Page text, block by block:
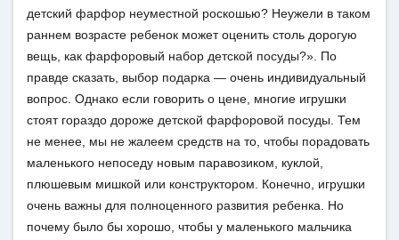
детский фарфор неуместной роскошью? Неужели в таком
раннем возрасте ребенок может оценить столь дорогую
вещь, как фарфоровый набор детской посуды?». По
правде сказать, выбор подарка — очень индивидуальный
вопрос. Однако если говорить о цене, многие игрушки
стоят гораздо дороже детской фарфоровой посуды. Тем
не менее, мы не жалеем средств на то, чтобы порадовать
маленького непоседу новым паравозиком, куклой,
плюшевым мишкой или конструктором. Конечно, игрушки
очень важны для полноценного развития ребенка. Но
почему было бы хорошо, чтобы у маленького мальчика